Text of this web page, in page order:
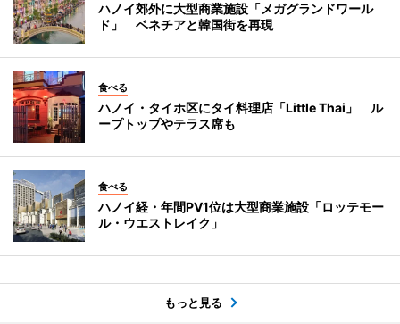
ハノイ郊外に大型商業施設「メガグランドワール
ド」 ベネチアと韓国街を再現
食べる
ハノイ・タイホ区にタイ料理店「Little Thai」 ル
ープトップやテラス席も
食べる
ハノイ経・年間PV1位は大型商業施設「ロッテモー
ル・ウエストレイク」
もっと見る